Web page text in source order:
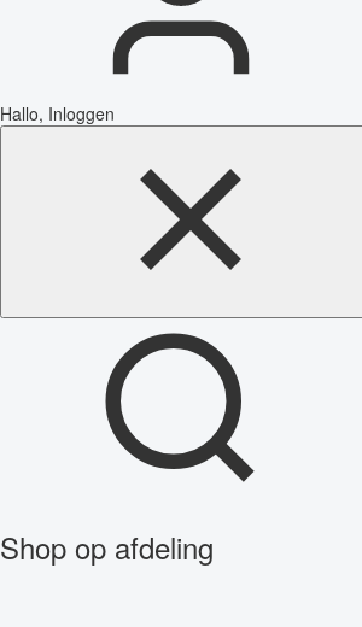
Hallo, Inloggen
Shop op afdeling